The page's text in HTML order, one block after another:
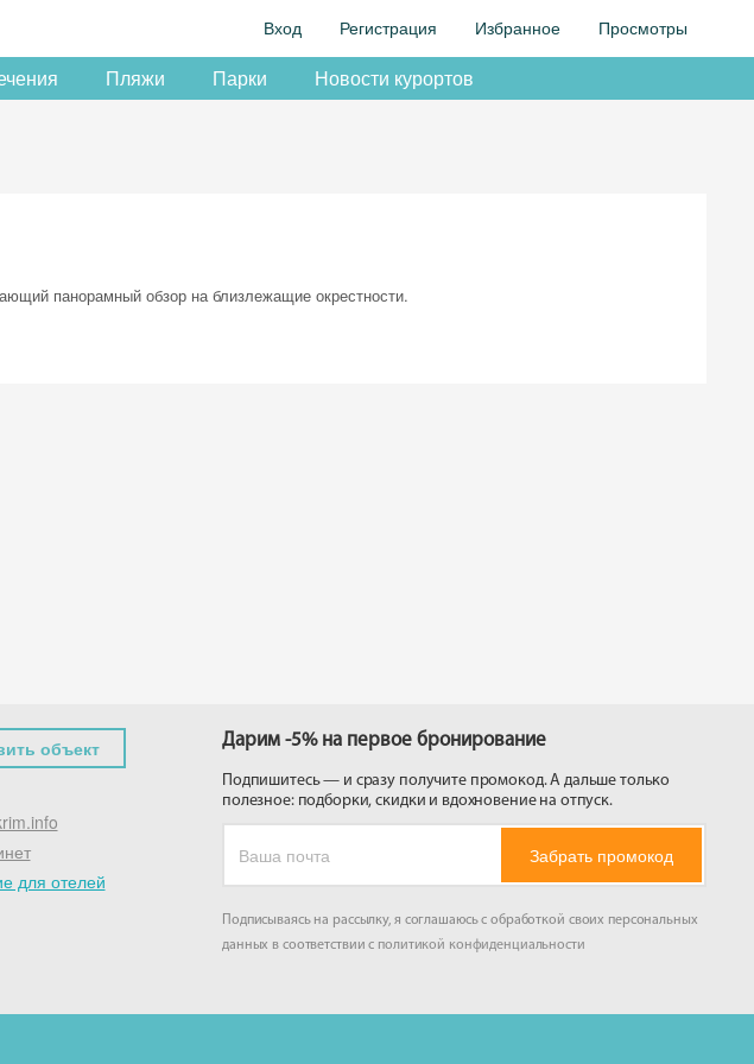
Вход Регистрация Избранное Просмотры
Пляжи Парки Новости курортов
панорамный обзор на близлежащие окрестности.
объект
для отелей
Дарим -5% на первое бронирование
Подпишитесь — и сразу получите промокод. А дальше только
полезное: подборки, скидки и вдохновение на отпуск.
Забрать промокод
Подписываясь на рассылку, я соглашаюсь с обработкой своих персональных
данных в соответствии с политикой конфиденциальности